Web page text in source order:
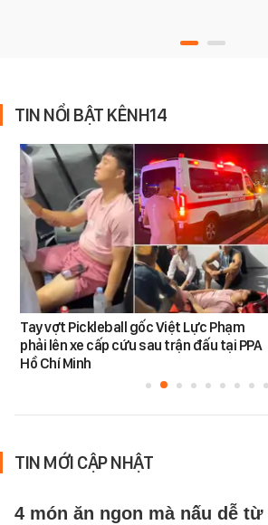
TIN NỔI BẬT KÊNH14
Tay vợt Pickleball gốc Việt Lực Phạm
phải lên xe cấp cứu sau trận đấu tại PPA
Hồ Chí Minh
TIN MỚI CẬP NHẬT
4 món ăn ngon mà nấu dễ